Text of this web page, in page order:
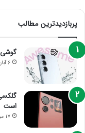
پربازدیدترین مطالب
گوشی Galaxy A56 با دوربین بهتر همراه است
6 آبان 1403
است
17 مرداد 1403